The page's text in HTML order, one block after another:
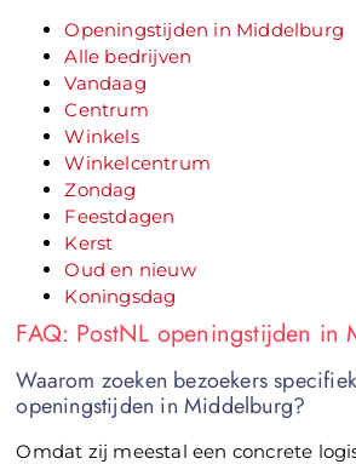
Openingstijden in Middelburg
Alle bedrijven
Vandaag
Centrum
Winkels
Winkelcentrum
Zondag
Feestdagen
Kerst
Oud en nieuw
Koningsdag
FAQ: PostNL openingstijden in
Waarom zoeken bezoekers
openingstijden in Middelburg?
Omdat zij meestal een concrete